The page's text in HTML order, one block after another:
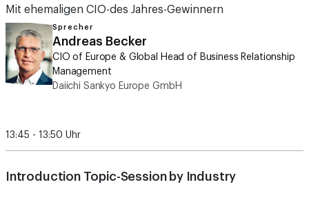
Mit ehemaligen CIO-des Jahres-Gewinnern
Sprecher
Andreas Becker
CIO of Europe & Global Head of Business Relationship
Management
Daiichi Sankyo Europe GmbH
13:45 - 13:50 Uhr
Introduction Topic-Session by Industry